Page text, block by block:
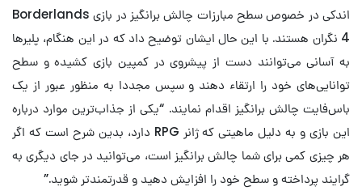
اندکی در خصوص سطح مبارزات چالش برانگیز در بازی Borderlands
4 نگران هستند. با این حال ایشان توضیح داد که در این هنگام، پلیرها
به آسانی می‎‌توانند دست از پیشروی در کمپین بازی کشیده و سطح
توانایی‌های خود را ارتقاء دهند و سپس مجددا به منظور عبور از یک
باس‌فایت چالش برانگیز اقدام نمایند. “یکی از جذاب‌ترین موارد درباره
این بازی و به دلیل ماهیتی که ژانر RPG دارد، بدین شرح است که اگر
هر چیزی کمی برای شما چالش برانگیز است، می‌توانید در جای دیگری به
گرایند پرداخته و سطح خود را افزایش دهید و قدرتمندتر شوید.”